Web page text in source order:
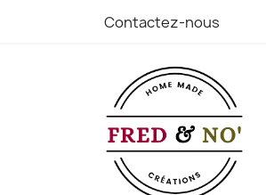
Contactez-nous